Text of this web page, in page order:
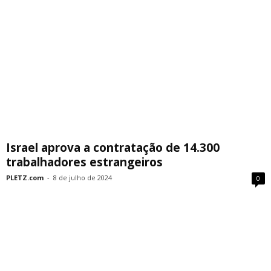
Israel aprova a contratação de 14.300
trabalhadores estrangeiros
PLETZ.com - 8 de julho de 2024 0